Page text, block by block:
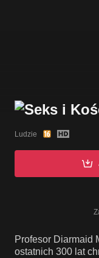
Ludzie
Profesor Diarmaid
ostatnich 300 lat